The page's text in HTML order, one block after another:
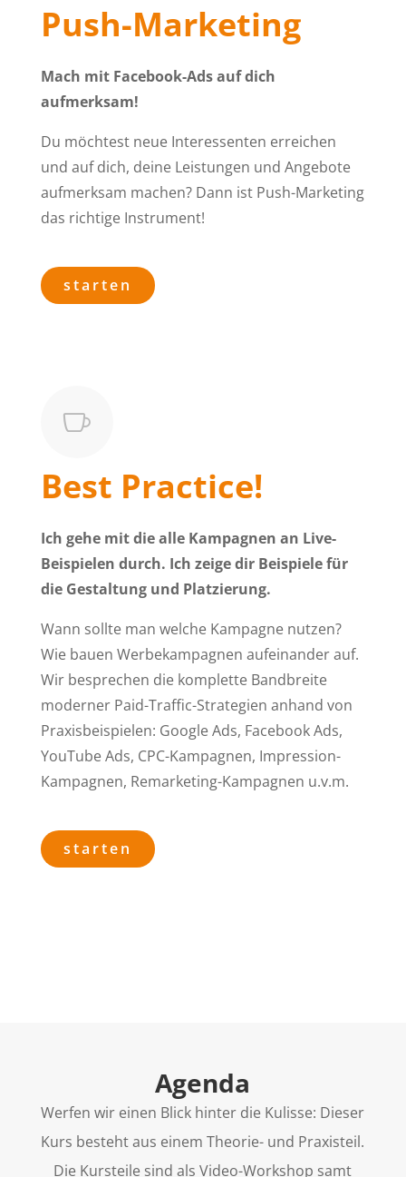
Push-Marketing
Mach mit Facebook-Ads auf dich
aufmerksam!
Du möchtest neue Interessenten erreichen
und auf dich, deine Leistungen und Angebote
aufmerksam machen? Dann ist Push-Marketing
das richtige Instrument!
starten

Best Practice!
Ich gehe mit die alle Kampagnen an Live-
Beispielen durch. Ich zeige dir Beispiele für
die Gestaltung und Platzierung.
Wann sollte man welche Kampagne nutzen?
Wie bauen Werbekampagnen aufeinander auf.
Wir besprechen die komplette Bandbreite
moderner Paid-Traffic-Strategien anhand von
Praxisbeispielen: Google Ads, Facebook Ads,
YouTube Ads, CPC-Kampagnen, Impression-
Kampagnen, Remarketing-Kampagnen u.v.m.
starten
Agenda
Werfen wir einen Blick hinter die Kulisse: Dieser
Kurs besteht aus einem Theorie- und Praxisteil.
Die Kursteile sind als Video-Workshop samt